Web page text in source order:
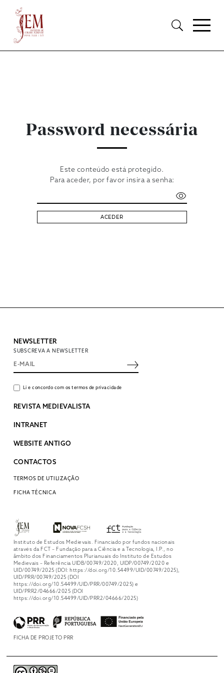
Password necessária
Este conteúdo está protegido.
Para aceder, por favor insira a senha:
ACEDER
NEWSLETTER
SUBSCREVA A NEWSLETTER
Li e concordo com os termos de privacidade
REVISTA MEDIEVALISTA
INTRANET
WEBSITE ANTIGO
CONTACTOS
TERMOS DE UTILIZAÇÃO
FICHA TÉCNICA
Instituto de Estudos Medievais. Financiado por fundos nacionais
através da FCT – Fundação para a Ciência e a Tecnologia, I.P., no
âmbito dos Financiamentos Plurianuais do Instituto de Estudos
Medievais – Referência UIDB/00749/2020, UIDP/00749/2020 e
UID/00749/2025 (DOI: https://doi.org/10.54499/UID/00749/2025),
UID/PRR/00749/2025 (DOI
https://doi.org/10.54499/UID/PRR/00749/2025) e
UID/PRR2/04666/2025 (DOI
https://doi.org/10.54499/UID/PRR2/04666/2025)
FICHA DE PROJETO PRR